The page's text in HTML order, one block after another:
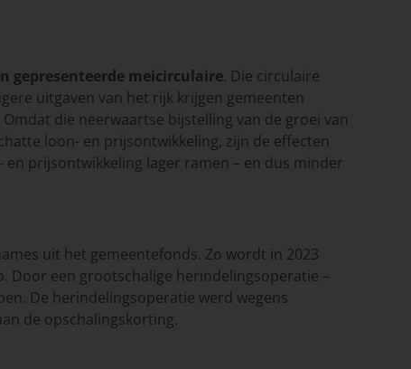
gepresenteerde meicirculaire. Die circulaire
uitgaven van het rijk krijgen gemeenten
die neerwaartse bijstelling van de groei van
loon- en prijsontwikkeling, zijn de effecten
prijsontwikkeling lager ramen – en dus minder
uit het gemeentefonds. Zo wordt in 2023
Door een grootschalige herindelingsoperatie –
De herindelingsoperatie werd wegens
de opschalingskorting.